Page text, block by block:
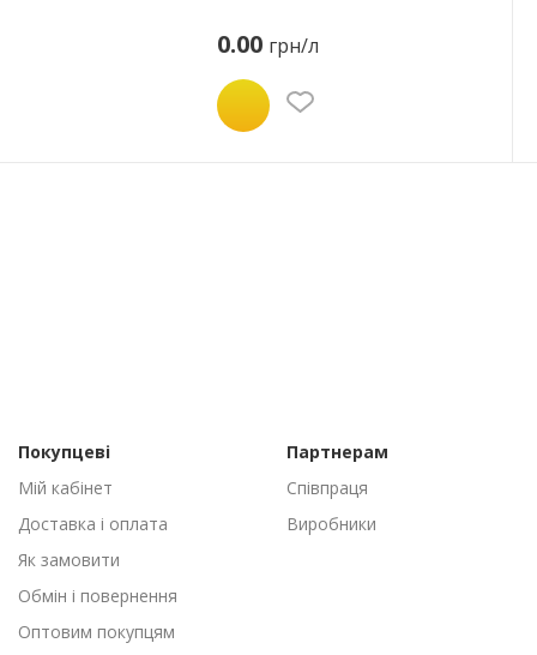
0.00 грн/л
Покупцеві
Мій кабінет
Доставка і оплата
Як замовити
Обмін і повернення
Оптовим покупцям
Партнерам
Співпраця
Виробники